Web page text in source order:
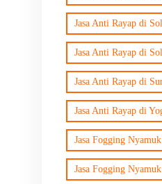
Jasa Anti Rayap di
Jasa Anti Rayap di
Jasa Anti Rayap di
Jasa Anti Rayap di
Jasa Fogging
Jasa Fogging